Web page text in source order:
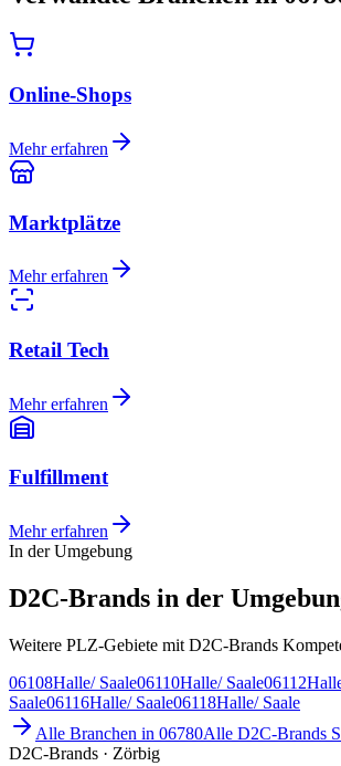
Online-Shops
Mehr erfahren
Marktplätze
Mehr erfahren
Retail Tech
Mehr erfahren
Fulfillment
Mehr erfahren
In der Umgebung
D2C-Brands in der
Weitere PLZ-Gebiete mit D2C-Brands
06108Halle/ Saale06110Halle/ Saale06112
Saale06116Halle/ Saale06118Halle/ Saale
Alle Branchen in 06780Alle D2C-Brands
D2C-Brands · Zörbig